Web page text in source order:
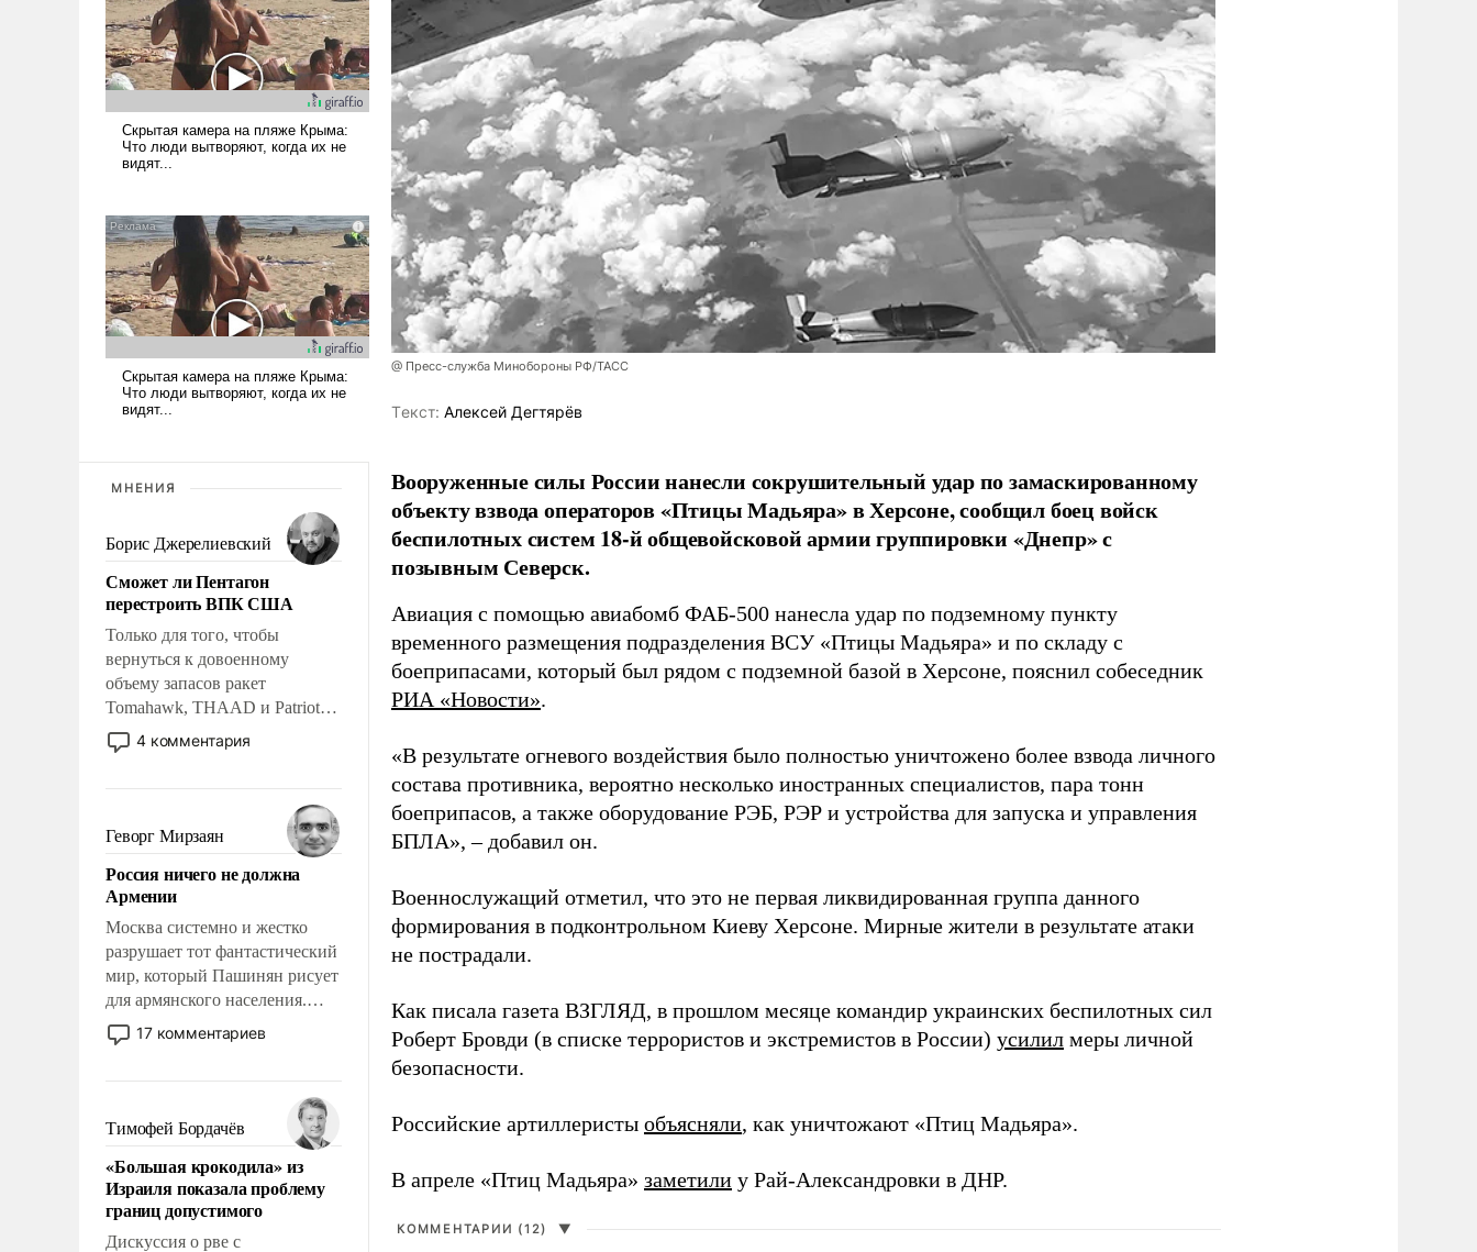
МНЕНИЯ
Борис Джерелиевский
Сможет ли Пентагон
перестроить ВПК США
Только для того, чтобы
вернуться к довоенному
объему запасов ракет
Tomahawk, THAAD и Patriot
США потребуется более трех
лет. Даже небольшая война с
Сложившаяся ситуация
означает многолетний период
уязвимости США, например,
перед Китаем.
4 комментария
Геворг Мирзаян
Россия ничего не должна
Армении
Москва системно и жестко
разрушает тот фантастический
мир, который Пашинян рисует
для армянского населения.
Мир, где политические
прожекты будут безусловно
налогоплательщиков и где
Еревану за свои поступки не
нужно отвечать.
17 комментариев
Тимофей Бордачёв
«Большая крокодила» из
Израиля показала проблему
границ допустимого
Дискуссия о рве с
@ Пресс-служба Минобороны РФ/ТАСС
Tекст: Алексей Дегтярёв
Вооруженные силы России нанесли сокрушительный удар по замаскированному
объекту взвода операторов «Птицы Мадьяра» в Херсоне, сообщил боец войск
беспилотных систем 18-й общевойсковой армии группировки «Днепр» с
позывным Северск.
Авиация с помощью авиабомб ФАБ-500 нанесла удар по подземному пункту
временного размещения подразделения ВСУ «Птицы Мадьяра» и по складу с
боеприпасами, который был рядом с подземной базой в Херсоне, пояснил собеседник
РИА «Новости».
«В результате огневого воздействия было полностью уничтожено более взвода личного
состава противника, вероятно несколько иностранных специалистов, пара тонн
боеприпасов, а также оборудование РЭБ, РЭР и устройства для запуска и управления
БПЛА», – добавил он.
Военнослужащий отметил, что это не первая ликвидированная группа данного
формирования в подконтрольном Киеву Херсоне. Мирные жители в результате атаки
не пострадали.
Как писала газета ВЗГЛЯД, в прошлом месяце командир украинских беспилотных сил
Роберт Бровди (в списке террористов и экстремистов в России) усилил меры личной
безопасности.
Российские артиллеристы объясняли, как уничтожают «Птиц Мадьяра».
В апреле «Птиц Мадьяра» заметили у Рай-Александровки в ДНР.
КОММЕНТАРИИ (12) ▼